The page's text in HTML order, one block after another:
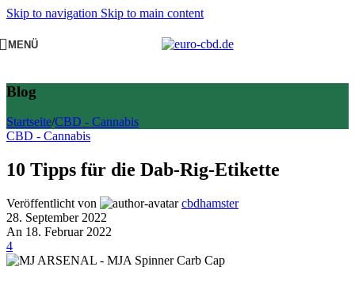
Skip to navigation Skip to main content
MENÜ
Blog
Startseite/CBD - Cannabis
CBD - Cannabis
10 Tipps für die Dab-Rig-Etikette
Veröffentlicht von
cbdhamster
28. September 2022
An 18. Februar 2022
4